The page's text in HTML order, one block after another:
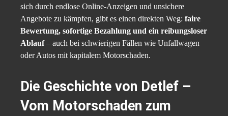
sich durch endlose Online-Anzeigen und unsichere
Angebote zu kämpfen, gibt es einen direkten Weg: faire
Bewertung, sofortige Bezahlung und ein reibungsloser
Ablauf– auch bei schwierigen Fällen wie Unfallwagen
oder Autos mit kapitalem Motorschaden.
Die Geschichte von Detlef –
Vom Motorschaden zum